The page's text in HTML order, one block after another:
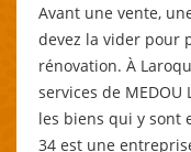
Avant une vente,
devez la vider pour
rénovation. À
services de
les biens qui y sont
34 est une